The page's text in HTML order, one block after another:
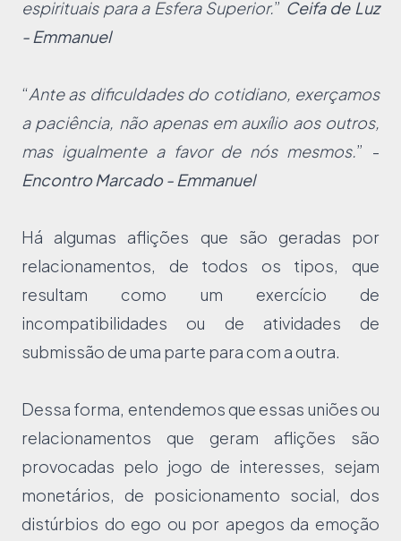
espirituais para a Esfera Superior.” Ceifa de Luz
- Emmanuel
“Ante as dificuldades do cotidiano, exerçamos
a paciência, não apenas em auxílio aos outros,
mas igualmente a favor de nós mesmos.” -
Encontro Marcado - Emmanuel
Há algumas aflições que são geradas por
relacionamentos, de todos os tipos, que
resultam como um exercício de
incompatibilidades ou de atividades de
submissão de uma parte para com a outra.
Dessa forma, entendemos que essas uniões ou
relacionamentos que geram aflições são
provocadas pelo jogo de interesses, sejam
monetários, de posicionamento social, dos
distúrbios do ego ou por apegos da emoção